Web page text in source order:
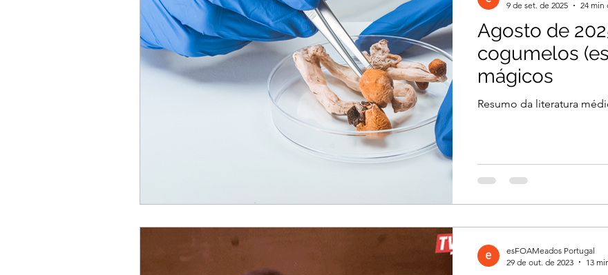
ACC Maio 2026 Abril 2026 Março 2026 Março 2026
Fevereiro 2026 Janeiro 2026 Dezembro 2025
Setembro 2025 Agosto 2025
Junho 2025 Dezembro 2024 Novembro 2024 Outubro 2024
Setembro 2024 Julho 2024
Agosto de
cogumelos
mágicos
Resumo da literatura
9 de set. de 2025
24 min
esFOAMeados Portugal
29 de out. de 2023
13